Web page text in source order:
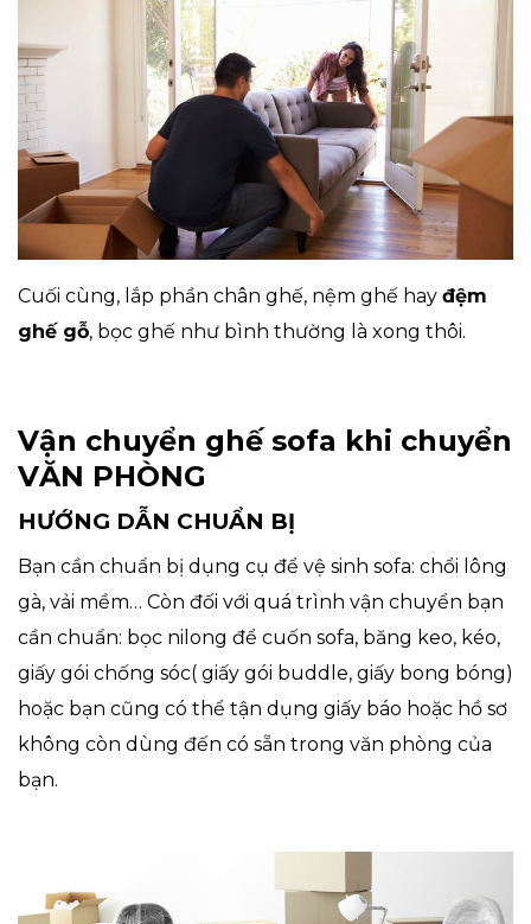
Cuối cùng, lắp phần chân ghế, nệm ghế hay đệm
ghế gỗ, bọc ghế như bình thường là xong thôi.
Vận chuyển ghế sofa khi chuyển
VĂN PHÒNG
HƯỚNG DẪN CHUẨN BỊ
Bạn cần chuẩn bị dụng cụ để vệ sinh sofa: chổi lông
gà, vải mềm… Còn đối với quá trình vận chuyển bạn
cần chuẩn: bọc nilong để cuốn sofa, băng keo, kéo,
giấy gói chống sóc( giấy gói buddle, giấy bong bóng)
hoặc bạn cũng có thể tận dụng giấy báo hoặc hồ sơ
không còn dùng đến có sẵn trong văn phòng của
bạn.